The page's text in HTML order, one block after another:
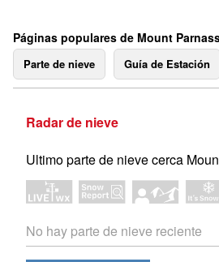
Páginas populares de Mount
Parte de nieve Guía de Estación
Radar de nieve
Ultimo parte de nieve cerca
No hay parte de nieve reciente